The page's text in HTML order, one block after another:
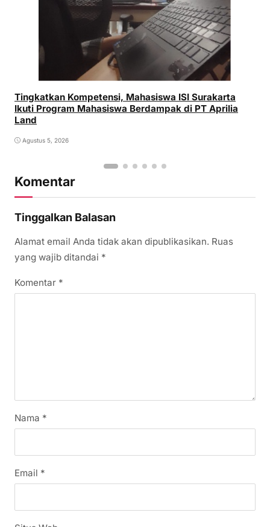
Tingkatkan Kompetensi, Mahasiswa ISI Surakarta
Ikuti Program Mahasiswa Berdampak di PT Aprilia
Land
Agustus 5, 2026
Komentar
Tinggalkan Balasan
Alamat email Anda tidak akan dipublikasikan. Ruas
yang wajib ditandai *
Komentar *
Nama *
Email *